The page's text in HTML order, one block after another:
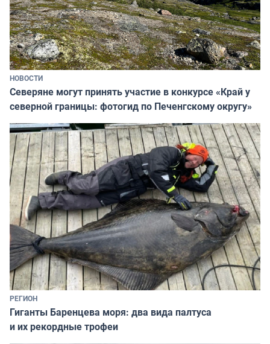
НОВОСТИ
Северяне могут принять участие в конкурсе «Край у
северной границы: фотогид по Печенгскому округу»
РЕГИОН
Гиганты Баренцева моря: два вида палтуса
и их рекордные трофеи